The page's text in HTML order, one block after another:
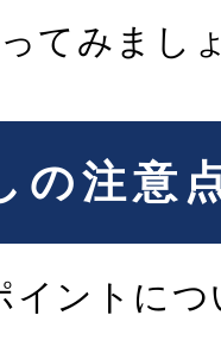
てみまし
の注意
イントに